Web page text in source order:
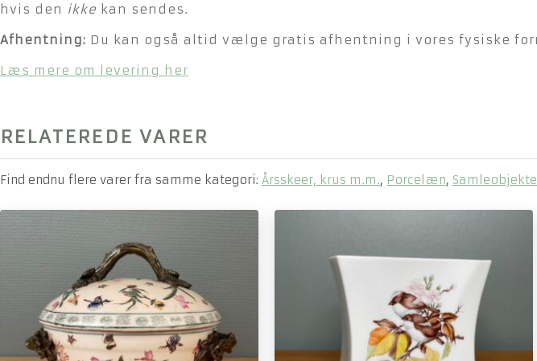
hvis den ikke kan sendes.
Afhentning: Du kan også altid vælge gratis afhentning i vores fysiske
Læs mere om levering her
RELATEREDE VARER
Find endnu flere varer fra samme kategori: Årsskeer, krus m.m., Porcelæn,